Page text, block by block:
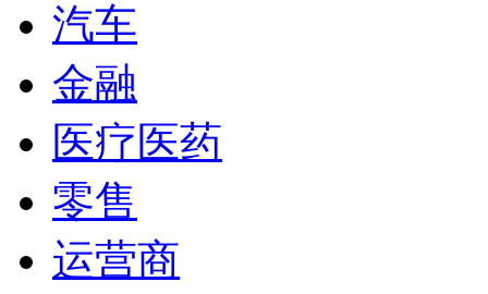
汽车
金融
医疗医药
零售
运营商